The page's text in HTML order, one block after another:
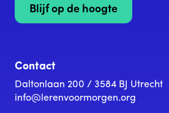
Blijf op de hoogte
Contact
Daltonlaan 200 / 3584 BJ Utrecht
info@lerenvoormorgen.org